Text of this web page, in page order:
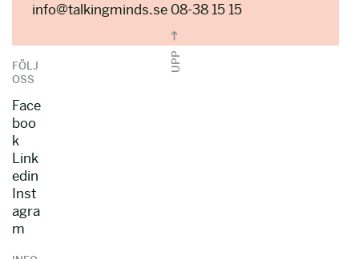
info@talkingminds.se08-38 15 15
UPP
FÖLJ
OSS
Face
boo
k
Link
edin
Inst
agra
m